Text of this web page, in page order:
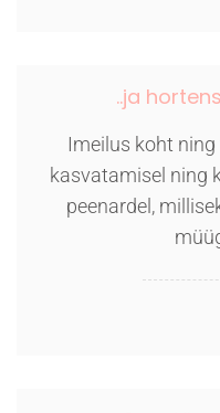
..ja
Imeilus koht
kasvatamisel ning
peenardel,